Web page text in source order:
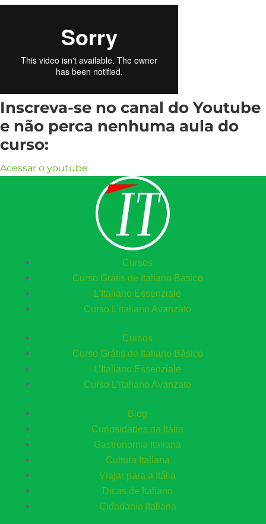
Inscreva-se no canal do Youtube
e não perca nenhuma aula do
curso:
Acessar o youtube
Cursos
Curso Grátis de Italiano Básico​
L’Italiano Essenziale
Curso L’italiano Avanzato
Cursos
Curso Grátis de Italiano Básico​
L’Italiano Essenziale
Curso L’italiano Avanzato
Blog
Curiosidades da Itália
Gastronomia Italiana
Cultura Italiana
Viajar para a Itália
Dicas de Italiano
Cidadania Italiana